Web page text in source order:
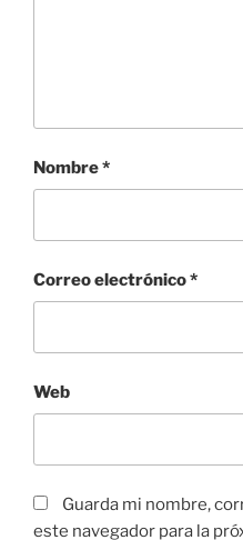
Nombre*
Correo electrónico*
Web
Guarda mi nombre,
este navegador para la